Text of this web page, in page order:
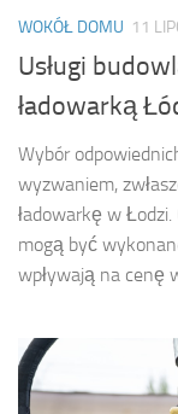
WOKÓŁ DOMU 11
Usługi
ładowarką
Wybór
wyzwaniem,
ładowarkę w
mogą być
wpływają na cenę